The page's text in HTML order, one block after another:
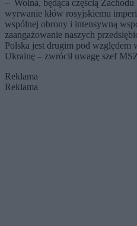
– Wolna, będąca częścią Zachodu
wyrwanie kłów rosyjskiemu
wspólnej obrony i intensywną
zaangażowanie naszych
Polska jest drugim pod względem
Ukrainę – zwrócił uwagę szef
Reklama
Reklama